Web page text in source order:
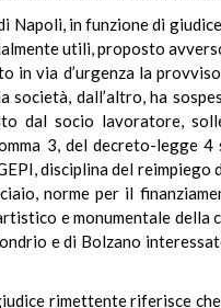
Napoli, in funzione di
utili, proposto
in via d’urgenza la
società, dall’altro, ha
dal socio lavoratore,
3, del decreto-
disciplina del
norme per il
e monumentale
e di Bolzano
rimettente riferisce